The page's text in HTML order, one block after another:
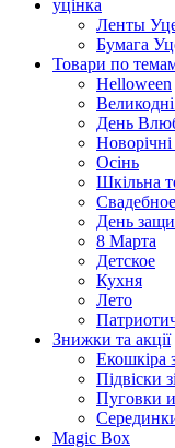
уцінка
Ленты
Бумага
Товари по
Helloween
День
Осінь
Шкільна
Свадебное
День
8 Марта
Детское
Кухня
Лето
Знижки та акції
Екошкіра
Підвіски
Пуговки
Magic Box